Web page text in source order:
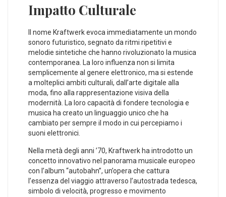
Impatto ⁤Culturale
Il nome Kraftwerk evoca immediatamente un mondo
sonoro futuristico, segnato da ritmi ripetitivi e
melodie sintetiche che hanno ‌rivoluzionato ⁤la musica
contemporanea. La loro influenza non si limita‌
semplicemente al genere elettronico, ma si estende
a molteplici ambiti ⁤culturali, dall’arte digitale alla‌
moda, fino alla rappresentazione visiva‌ della
modernità. La loro capacità di fondere tecnologia e
musica ha creato un linguaggio unico che ⁣ha
cambiato per sempre il modo in cui percepiamo i
suoni‍ elettronici.
Nella metà⁢ degli anni ’70, Kraftwerk ha introdotto un
concetto innovativo nel panorama musicale europeo‌
con l’album “autobahn”, un’opera che cattura
l’essenza del viaggio attraverso l’autostrada tedesca,
simbolo di velocità, progresso e movimento